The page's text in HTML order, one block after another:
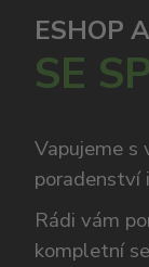
ESHOP
SE
Vapujeme s
poradenství
Rádi vám
kompletní